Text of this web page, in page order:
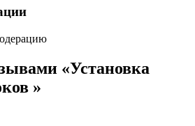
«Установка
»